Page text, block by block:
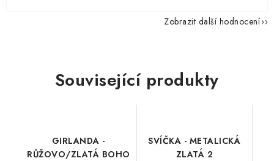
Zobrazit další hodnocení
Související produkty
GIRLANDA -
RŮŽOVO/ZLATÁ BOHO
SVÍČKA - METALICKÁ
ZLATÁ 2